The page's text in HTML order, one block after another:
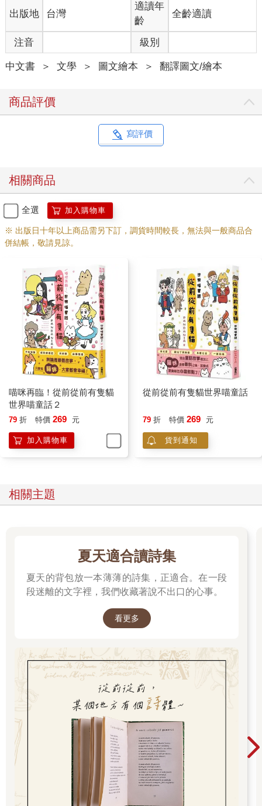
出版地 台灣
適讀年
齡
全齡適讀
注音 級別
中文書 ＞ 文學 ＞ 圖文繪本 ＞ 翻譯圖文/繪本
商品評價
寫評價
相關商品
全選 加入購物車
※ 出版日十年以上商品需另下訂，調貨時間較長，無法與一般商品合
併結帳，敬請見諒。
喵咪再臨！從前從前有隻貓
世界喵童話２
79 折 特價 269 元
加入購物車
從前從前有隻貓世界喵童話
79 折 特價 269 元
貨到通知
相關主題
夏天適合讀詩集
夏天的背包放一本薄薄的詩集，正適合。在一段
段迷離的文字裡，我們收藏著說不出口的心事。
看更多